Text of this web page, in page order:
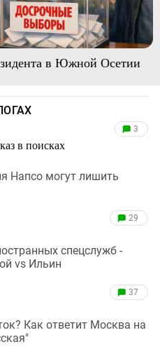
в Южной Осетии
в поисках
3
Напсо могут лишить
29
спецслужб -
vs Ильин
37
Как ответит Москва на